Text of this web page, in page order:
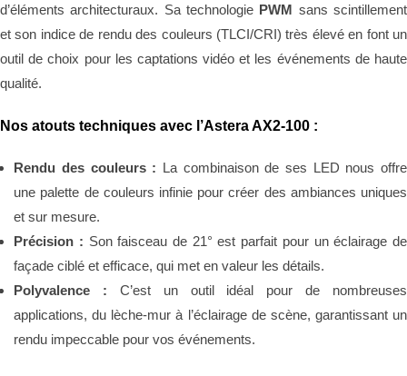
d’éléments architecturaux. Sa technologie PWM sans scintillement
et son indice de rendu des couleurs (TLCI/CRI) très élevé en font un
outil de choix pour les captations vidéo et les événements de haute
qualité.
Nos atouts techniques avec l’Astera AX2-100 :
Rendu des couleurs : La combinaison de ses LED nous offre
une palette de couleurs infinie pour créer des ambiances uniques
et sur mesure.
Précision : Son faisceau de 21° est parfait pour un éclairage de
façade ciblé et efficace, qui met en valeur les détails.
Polyvalence : C’est un outil idéal pour de nombreuses
applications, du lèche-mur à l’éclairage de scène, garantissant un
rendu impeccable pour vos événements.